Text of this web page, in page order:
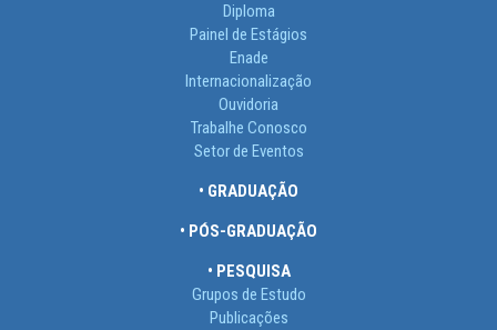
Diploma
Painel de Estágios
Enade
Internacionalização
Ouvidoria
Trabalhe Conosco
Setor de Eventos
• GRADUAÇÃO
• PÓS-GRADUAÇÃO
• PESQUISA
Grupos de Estudo
Publicações